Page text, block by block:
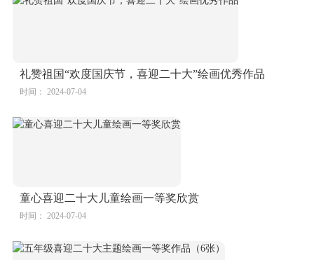
礼赞祖国“欢度国庆节，喜迎二十大”绘画优秀作品
时间： 2024-07-04
童心喜迎二十大儿童绘画一等奖欣赏
时间： 2024-07-04